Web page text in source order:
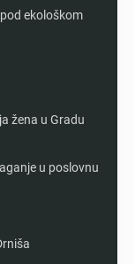
ekološkom
žena u Gradu
u poslovnu